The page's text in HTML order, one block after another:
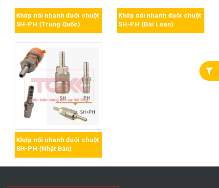
Khớp nối nhanh đuôi chuột
SH-PH (Trung Quốc)
Khớp nối nhanh đuôi chuột
SH-PH (Đài Loan)
Khớp nối nhanh đuôi chuột
SH-PH (Nhật Bản)